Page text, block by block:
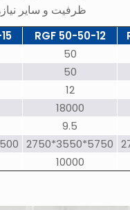
ظرفیت و سایر
RGF 50-50-12
50
50
12
18000
9.5
5750*3550*2750
10000